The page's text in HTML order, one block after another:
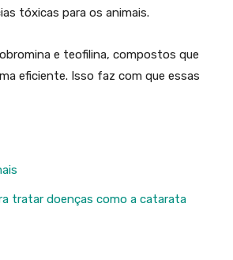
tóxicas para os animais.
e teofilina, compostos que
eficiente. Isso faz com que essas
tratar doenças como a catarata